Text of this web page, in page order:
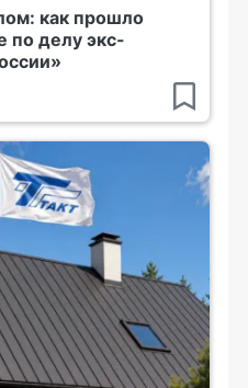
как прошло
по делу экс-